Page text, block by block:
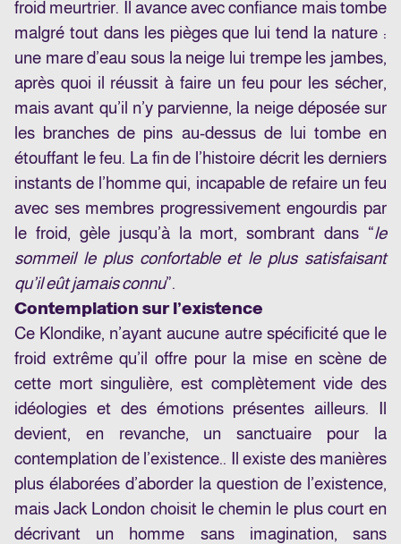
froid meurtrier. Il avance avec confiance mais tombe
malgré tout dans les pièges que lui tend la nature :
une mare d’eau sous la neige lui trempe les jambes,
après quoi il réussit à faire un feu pour les sécher,
mais avant qu’il n’y parvienne, la neige déposée sur
les branches de pins au-dessus de lui tombe en
étouffant le feu. La fin de l’histoire décrit les derniers
instants de l’homme qui, incapable de refaire un feu
avec ses membres progressivement engourdis par
le froid, gèle jusqu’à la mort, sombrant dans “le
sommeil le plus confortable et le plus satisfaisant
qu’il eût jamais connu”.
Contemplation sur l’existence
Ce Klondike, n’ayant aucune autre spécificité que le
froid extrême qu’il offre pour la mise en scène de
cette mort singulière, est complètement vide des
idéologies et des émotions présentes ailleurs. Il
devient, en revanche, un sanctuaire pour la
contemplation de l’existence.. Il existe des manières
plus élaborées d’aborder la question de l’existence,
mais Jack London choisit le chemin le plus court en
décrivant un homme sans imagination, sans